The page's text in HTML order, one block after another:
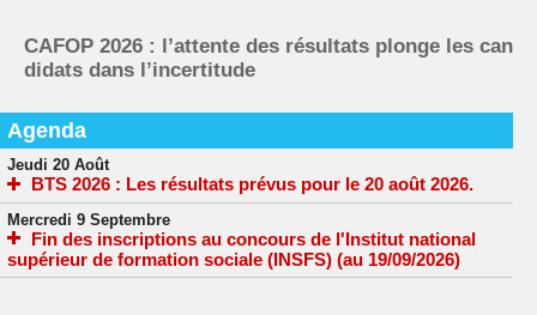
CAFOP 2026 : l’attente des résultats plonge les can
didats dans l’incertitude
Agenda
Jeudi 20 Août
BTS 2026 : Les résultats prévus pour le 20 août 2026.
Mercredi 9 Septembre
Fin des inscriptions au concours de l'Institut national
supérieur de formation sociale (INSFS) (au 19/09/2026)